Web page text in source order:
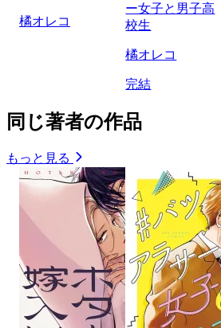
橘オレコ
ー女子と男子高
校生
橘オレコ
完結
同じ著者の作品
もっと見る